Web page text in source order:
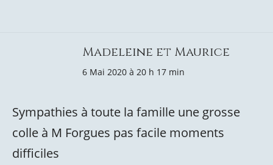
Madeleine et Maurice
6 Mai 2020 à 20 h 17 min
Sympathies à toute la famille une grosse
colle à M Forgues pas facile moments
difficiles